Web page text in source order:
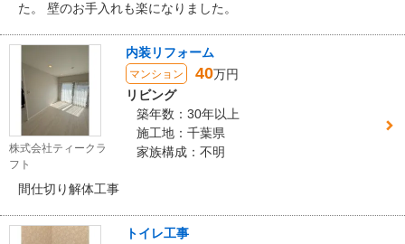
た。 壁のお手入れも楽になりました。
株式会社ティークラ
フト
内装リフォーム
マンション 40万円
リビング
築年数：30年以上
施工地：千葉県
家族構成：不明
間仕切り解体工事
トイレ工事